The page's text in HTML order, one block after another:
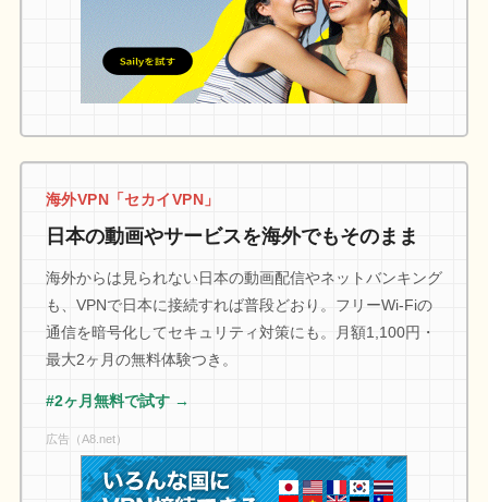
海外VPN「セカイVPN」
日本の動画やサービスを海外でもそのまま
海外からは見られない日本の動画配信やネットバンキング
も、VPNで日本に接続すれば普段どおり。フリーWi-Fiの
通信を暗号化してセキュリティ対策にも。月額1,100円・
最大2ヶ月の無料体験つき。
#2ヶ月無料で試す →
広告（A8.net）